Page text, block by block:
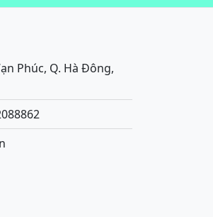
Phúc, Q. Hà Đông,